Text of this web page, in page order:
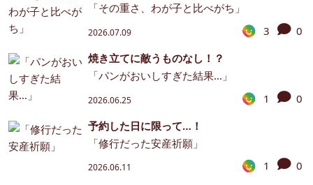
「その重さ、わが子と比べがち」
2026.07.09 3
0
焼き立てに敵うものなし！？
「パンがおいしすぎた結果…」
2026.06.25 1
0
予約した日に限って…！
「修行だった安産祈願」
2026.06.11 1
0